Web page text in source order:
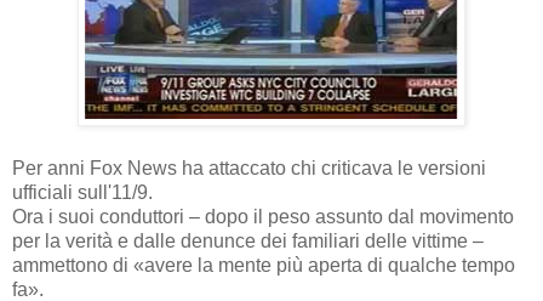
Per anni Fox News ha attaccato chi criticava le versioni
ufficiali sull'11/9.
Ora i suoi conduttori – dopo il peso assunto dal movimento
per la verità e dalle denunce dei familiari delle vittime –
ammettono di «avere la mente più aperta di qualche tempo
fa».